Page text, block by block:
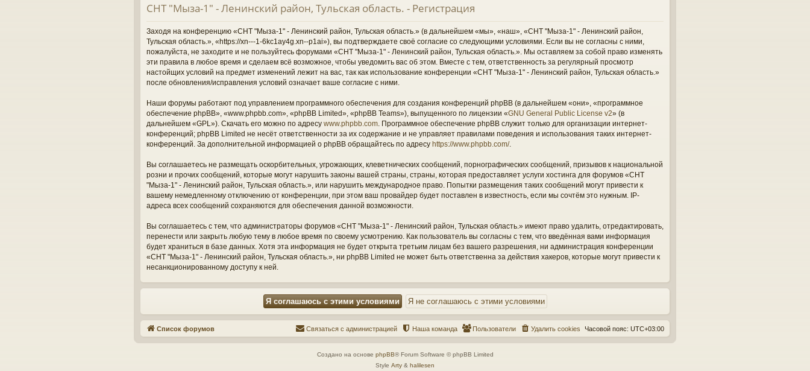
СНТ "Мыза-1" - Ленинский район, Тульская область. - Регистрация
Заходя на конференцию «СНТ "Мыза-1" - Ленинский район, Тульская область.» (в дальнейшем «мы», «наш», «СНТ "Мыза-1" - Ленинский район,
Тульская область.», «https://xn---1-6kc1ay4g.xn--p1ai»), вы подтверждаете своё согласие со следующими условиями. Если вы не согласны с ними,
пожалуйста, не заходите и не пользуйтесь форумами «СНТ "Мыза-1" - Ленинский район, Тульская область.». Мы оставляем за собой право изменять
эти правила в любое время и сделаем всё возможное, чтобы уведомить вас об этом. Вместе с тем, ответственность за регулярный просмотр
настойщих условий на предмет изменений лежит на вас, так как использование конференции «СНТ "Мыза-1" - Ленинский район, Тульская область.»
после обновления/исправления условий означает ваше согласие с ними.
Наши форумы работают под управлением программного обеспечения для создания конференций phpBB (в дальнейшем «они», «программное
обеспечение phpBB», «www.phpbb.com», «phpBB Limited», «phpBB Teams»), выпущенного по лицензии «GNU General Public License v2» (в
дальнейшем «GPL»). Скачать его можно по адресу www.phpbb.com. Программное обеспечение phpBB служит только для организации интернет-
конференций; phpBB Limited не несёт ответственности за их содержание и не управляет правилами поведения и использования таких интернет-
конференций. За дополнительной информацией о phpBB обращайтесь по адресу https://www.phpbb.com/.
Вы соглашаетесь не размещать оскорбительных, угрожающих, клеветнических сообщений, порнографических сообщений, призывов к национальной
розни и прочих сообщений, которые могут нарушить законы вашей страны, страны, которая предоставляет услуги хостинга для форумов «СНТ
"Мыза-1" - Ленинский район, Тульская область.», или нарушить международное право. Попытки размещения таких сообщений могут привести к
вашему немедленному отключению от конференции, при этом ваш провайдер будет поставлен в известность, если мы сочтём это нужным. IP-
адреса всех сообщений сохраняются для обеспечения данной возможности.
Вы соглашаетесь с тем, что администраторы форумов «СНТ "Мыза-1" - Ленинский район, Тульская область.» имеют право удалить, отредактировать,
перенести или закрыть любую тему в любое время по своему усмотрению. Как пользователь вы согласны с тем, что введённая вами информация
будет храниться в базе данных. Хотя эта информация не будет открыта третьим лицам без вашего разрешения, ни администрация конференции
«СНТ "Мыза-1" - Ленинский район, Тульская область.», ни phpBB Limited не может быть ответственна за действия хакеров, которые могут привести к
несанкционированному доступу к ней.
Список форумов Часовой пояс: UTC+03:00
Удалить cookies
Пользователи
Наша команда
Связаться с администрацией
Создано на основе phpBB® Forum Software © phpBB Limited
Style Arty & halilesen